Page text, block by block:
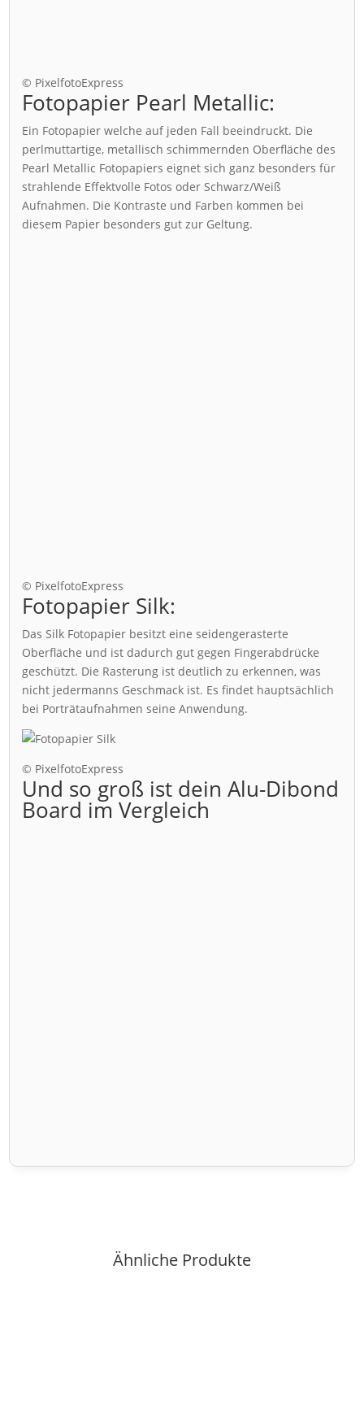
© PixelfotoExpress
Fotopapier Pearl Metallic:
Ein Fotopapier welche auf jeden Fall beeindruckt. Die
perlmuttartige, metallisch schimmernden Oberfläche des
Pearl Metallic Fotopapiers eignet sich ganz besonders für
strahlende Effektvolle Fotos oder Schwarz/Weiß
Aufnahmen. Die Kontraste und Farben kommen bei
diesem Papier besonders gut zur Geltung.
© PixelfotoExpress
Fotopapier Silk:
Das Silk Fotopapier besitzt eine seidengerasterte
Oberfläche und ist dadurch gut gegen Fingerabdrücke
geschützt. Die Rasterung ist deutlich zu erkennen, was
nicht jedermanns Geschmack ist. Es findet hauptsächlich
bei Porträtaufnahmen seine Anwendung.
© PixelfotoExpress
Und so groß ist dein Alu-Dibond
Board im Vergleich
Ähnliche Produkte